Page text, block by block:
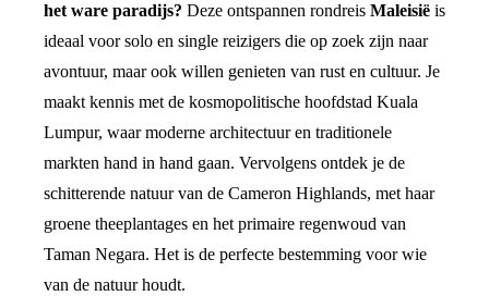
het ware paradijs? Deze ontspannen rondreis Maleisië is
ideaal voor solo en single reizigers die op zoek zijn naar
avontuur, maar ook willen genieten van rust en cultuur. Je
maakt kennis met de kosmopolitische hoofdstad Kuala
Lumpur, waar moderne architectuur en traditionele
markten hand in hand gaan. Vervolgens ontdek je de
schitterende natuur van de Cameron Highlands, met haar
groene theeplantages en het primaire regenwoud van
Taman Negara. Het is de perfecte bestemming voor wie
van de natuur houdt.